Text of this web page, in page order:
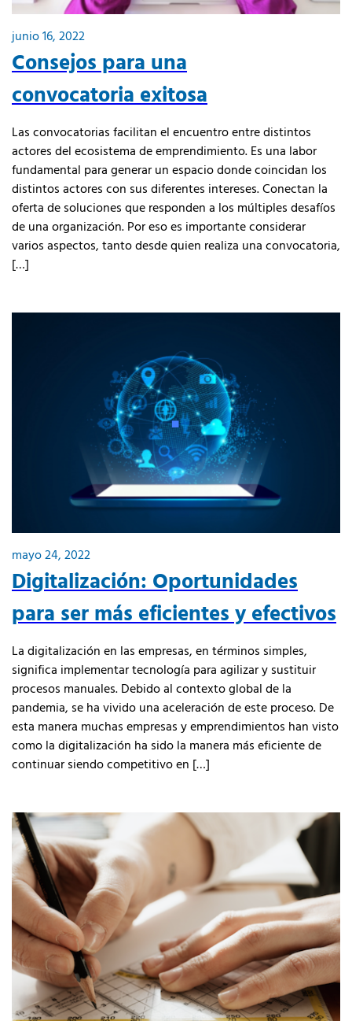
junio 16, 2022
Consejos para una
convocatoria exitosa
Las convocatorias facilitan el encuentro entre distintos
actores del ecosistema de emprendimiento. Es una labor
fundamental para generar un espacio donde coincidan los
distintos actores con sus diferentes intereses. Conectan la
oferta de soluciones que responden a los múltiples desafíos
de una organización. Por eso es importante considerar
varios aspectos, tanto desde quien realiza una convocatoria,
[…]
mayo 24, 2022
Digitalización: Oportunidades
para ser más eficientes y efectivos
La digitalización en las empresas, en términos simples,
significa implementar tecnología para agilizar y sustituir
procesos manuales. Debido al contexto global de la
pandemia, se ha vivido una aceleración de este proceso. De
esta manera muchas empresas y emprendimientos han visto
como la digitalización ha sido la manera más eficiente de
continuar siendo competitivo en […]